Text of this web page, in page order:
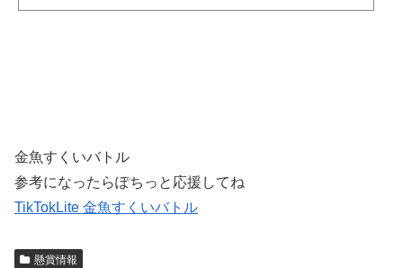
金魚すくいバトル
参考になったらぽちっと応援してね
TikTokLite 金魚すくいバトル
懸賞情報